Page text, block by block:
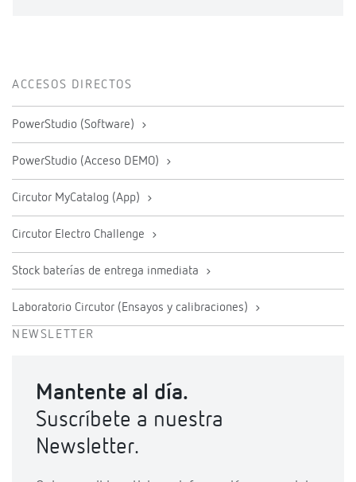
ACCESOS DIRECTOS
PowerStudio (Software)
PowerStudio (Acceso DEMO)
Circutor MyCatalog (App)
Circutor Electro Challenge
Stock baterías de entrega inmediata
Laboratorio Circutor (Ensayos y calibraciones)
NEWSLETTER
Mantente al día.
Suscríbete a nuestra
Newsletter.